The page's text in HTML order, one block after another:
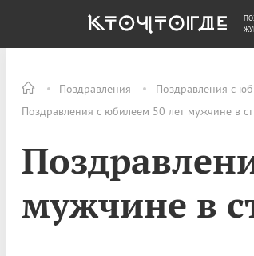
Поздравления Поздравления с
Поздравления с юбилеем 50 лет мужчине в
мужчине в
ОБЩЕСТВО